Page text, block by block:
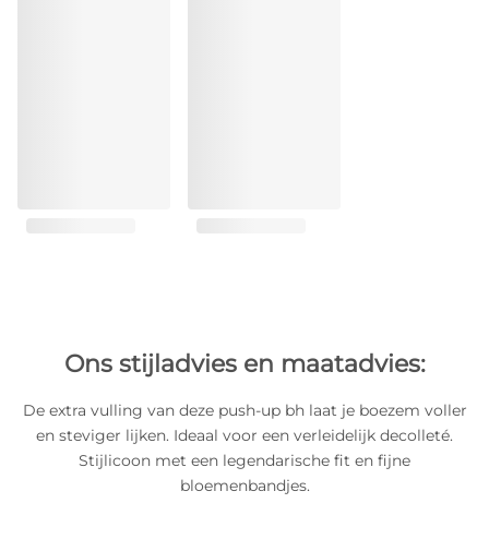
Ons stijladvies en maatadvies:
De extra vulling van deze push-up bh laat je boezem voller
en steviger lijken. Ideaal voor een verleidelijk decolleté.
Stijlicoon met een legendarische fit en fijne
bloemenbandjes.